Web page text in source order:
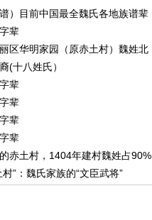
谱）目前中国最全魏氏各地族谱辈
辈
区华明家园（原赤土村）魏姓北
(十八姓氏）
辈
辈
辈
辈
赤土村，1404年建村魏姓占90%
天津市东丽区华明街）
村”：魏氏家族的“文臣武将”